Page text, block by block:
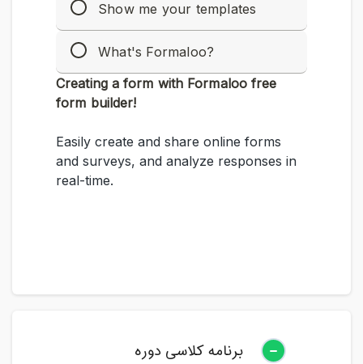
برنامه کلاسی دوره